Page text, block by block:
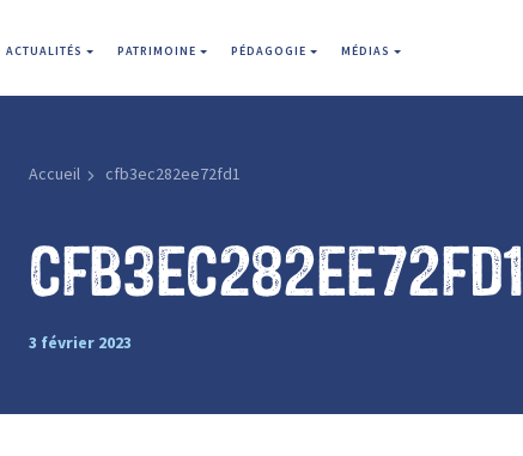
ACTUALITÉS PATRIMOINE PÉDAGOGIE MÉDIAS
Accueil cfb3ec282ee72fd1
cfb3ec282ee72fd1
3 février 2023